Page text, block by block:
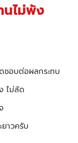
นไม่พัง
ชอบต่อผลกระทบ
ไม่ลัด
ยาวครับ